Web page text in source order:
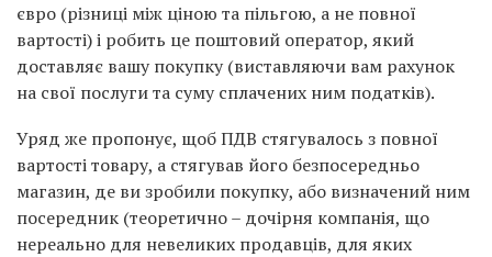
євро (різниці між ціною та пільгою, а не повної
вартості) і робить це поштовий оператор, який
доставляє вашу покупку (виставляючи вам рахунок
на свої послуги та суму сплачених ним податків).
Уряд же пропонує, щоб ПДВ стягувалось з повної
вартості товару, а стягував його безпосередньо
магазин, де ви зробили покупку, або визначений ним
посередник (теоретично – дочірня компанія, що
нереально для невеликих продавців, для яких